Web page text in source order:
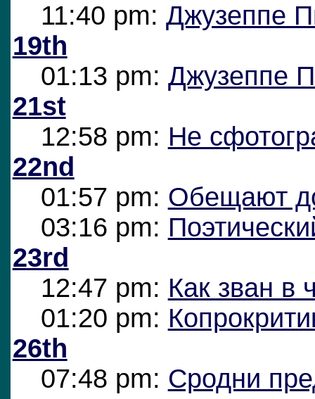
11:40 pm: Джузеппе
19th
01:13 pm: Джузеппе
21st
12:58 pm: Не
22nd
01:57 pm: Обещают
03:16 pm:
23rd
12:47 pm: Как зван в
01:20 pm:
26th
07:48 pm: Сродни